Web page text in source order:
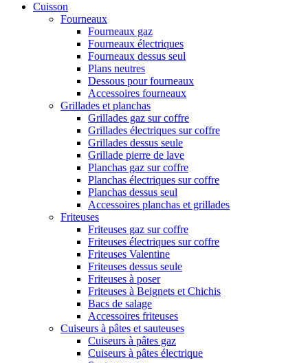
Cuisson
Fourneaux
Fourneaux gaz
Fourneaux électriques
Fourneaux dessus seul
Plans neutres
Dessous pour fourneaux
Accessoires fourneaux
Grillades et planchas
Grillades gaz sur coffre
Grillades électriques sur coffre
Grillades dessus seule
Grillade pierre de lave
Planchas gaz sur coffre
Planchas électriques sur coffre
Planchas dessus seul
Accessoires planchas et grillades
Friteuses
Friteuses gaz sur coffre
Friteuses électriques sur coffre
Friteuses Valentine
Friteuses dessus seule
Friteuses à poser
Friteuses à Beignets et Chichis
Bacs de salage
Accessoires friteuses
Cuiseurs à pâtes et sauteuses
Cuiseurs à pâtes gaz
Cuiseurs à pâtes électrique